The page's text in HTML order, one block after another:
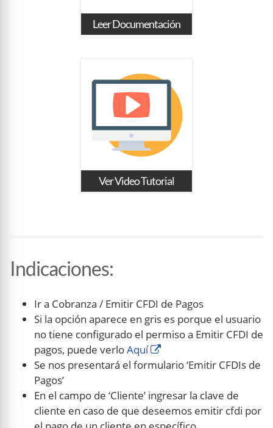
Leer Documentación
Ver Video Tutorial
Indicaciones:
Ir a Cobranza / Emitir CFDI de Pagos
Si la opción aparece en gris es porque el usuario
no tiene configurado el permiso a Emitir CFDI de
pagos, puede verloAquí
Se nos presentará el formulario ‘Emitir CFDIs de
Pagos’
En el campo de ‘Cliente’ ingresar la clave de
cliente en caso de que deseemos emitir cfdi por